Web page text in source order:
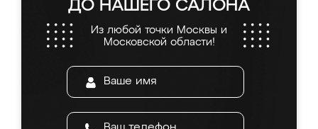
ДО НАШЕГО САЛОНА
Из любой точки Москвы и
Московской области!